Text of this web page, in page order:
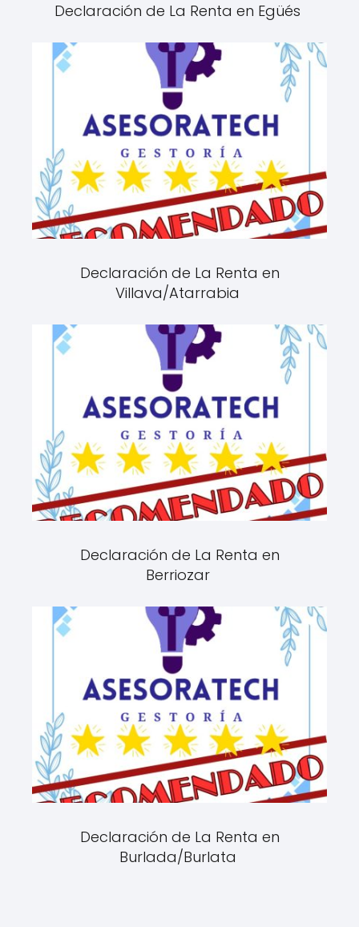
Declaración de La Renta en Egüés
Declaración de La Renta en
Villava/Atarrabia
Declaración de La Renta en
Berriozar
Declaración de La Renta en
Burlada/Burlata